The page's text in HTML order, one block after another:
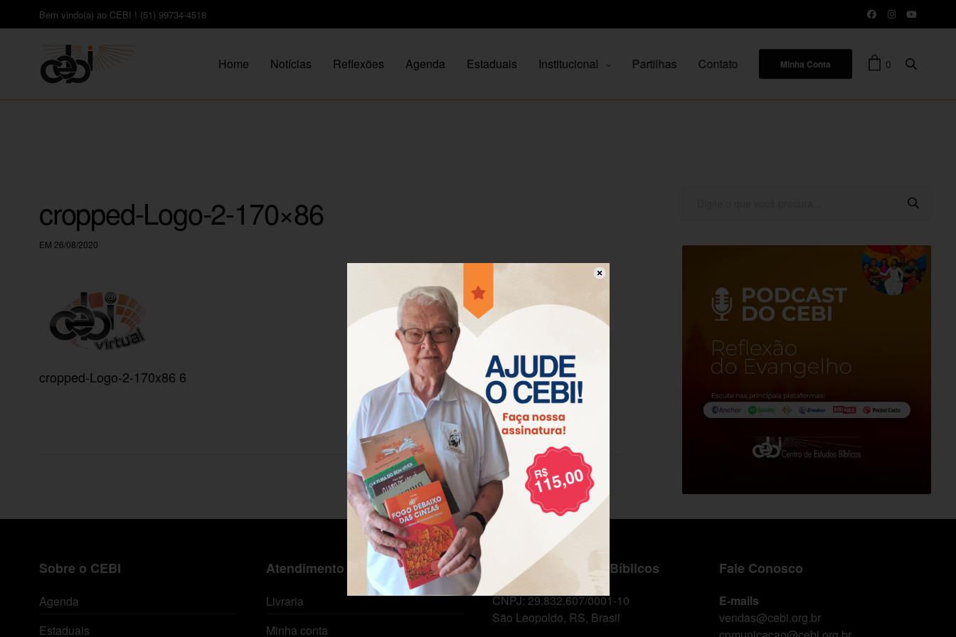
Bem vindo(a) ao CEBI ! (51) 99734-4518
Home Notícias Reflexões Agenda Estaduais Institucional Partilhas Contato Minha Conta 0
cropped-Logo-2-170×86
EM 26/08/2020
cropped-Logo-2-170x86 6
Sobre o CEBI
Agenda
Estaduais
Atendimento ao Cliente
Livraria
Minha conta
Centro de Estudos Bíblicos
CNPJ: 29.832.607/0001-10
São Leopoldo, RS, Brasil
Fale Conosco
E-mails
vendas@cebi.org.br